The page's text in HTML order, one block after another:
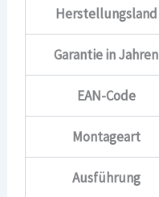
Herstellungsland
Garantie in Jahren
EAN-Code
Montageart
Ausführung